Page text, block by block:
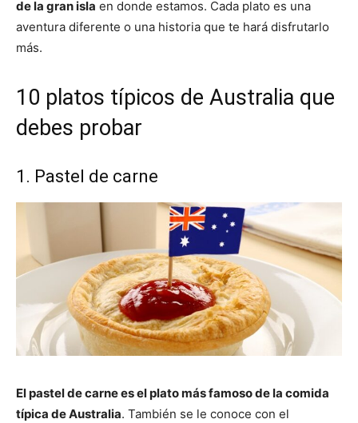
de la gran isla en donde estamos. Cada plato es una
aventura diferente o una historia que te hará disfrutarlo
más.
10 platos típicos de Australia que
debes probar
1. Pastel de carne
El pastel de carne es el plato más famoso de la comida
típica de Australia. También se le conoce con el